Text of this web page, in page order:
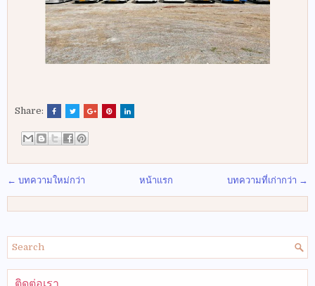
Share:
← บทความใหม่กว่า บทความที่เก่ากว่า →
หน้าแรก
ติดต่อเรา